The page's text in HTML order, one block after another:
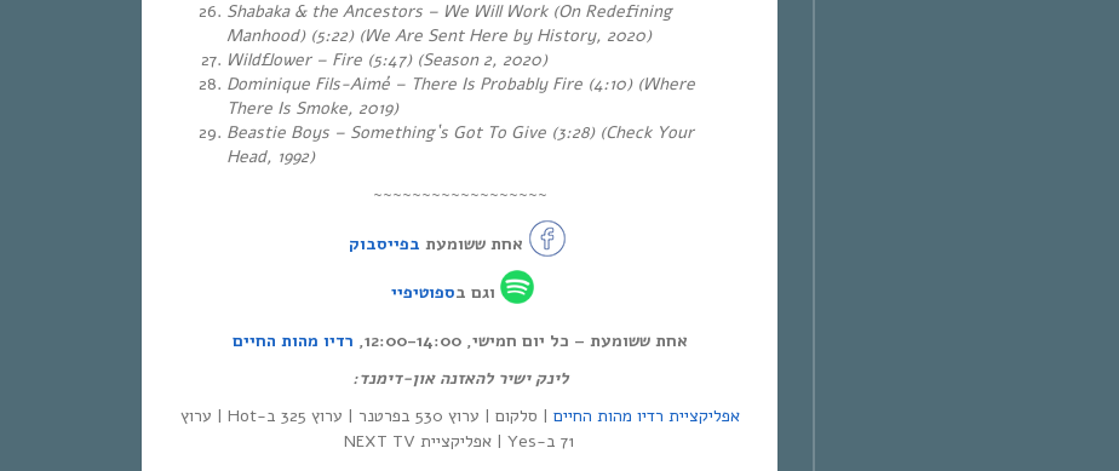
Shabaka & the Ancestors – We Will Work (On Redefining
Manhood) (5:22) (We Are Sent Here by History, 2020)
Wildflower – Fire (5:47) (Season 2, 2020)
Dominique Fils-Aimé – There Is Probably Fire (4:10) (Where
There Is Smoke, 2019)
Beastie Boys – Something`s Got To Give (3:28) (Check Your
Head, 1992)
~~~~~~~~~~~~~~~~~~
אחת ששומעת בפייסבוק
וגם בספוטיפיי
אחת ששומעת – כל יום חמישי, 12:00-14:00,
רדיו מהות החיים
לינק ישיר להאזנה און-דימנד:
אפליקציית רדיו מהות החיים
| סלקום | ערוץ 530 בפרטנר | ערוץ 325 ב-Hot | ערוץ
71 ב-Yes | אפליקציית NEXT TV